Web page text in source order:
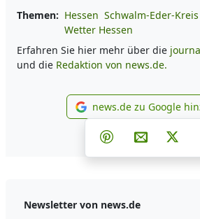
Themen: Hessen Schwalm-Eder-Kreis
Wetter Hessen
Erfahren Sie hier mehr über die
und die Redaktion von news.de.
news.de zu Google
Teilen aufTeilen
Teilen aufPer E-Mail
Newsletter von news.de